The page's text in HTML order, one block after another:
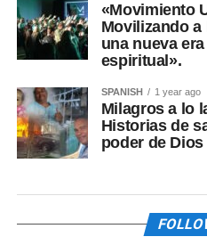
«Movimiento
Movilizando a
una nueva
espiritual».
SPANISH 1 year ago
Milagros a lo
Historias de
poder de Dios